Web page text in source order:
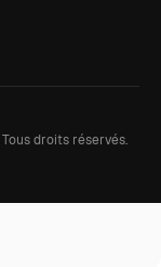
Tous droits réservés.